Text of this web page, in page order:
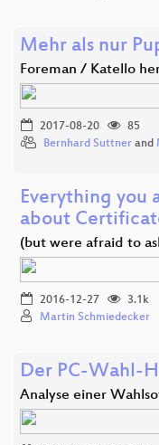
Mehr als nur
Foreman / Katello
2017-08-20
85
Bernhard Suttner and
Everything you
about
(but were afraid to
2016-12-27
3.1k
Martin Schmiedecker
Der PC-Wahl-
Analyse einer